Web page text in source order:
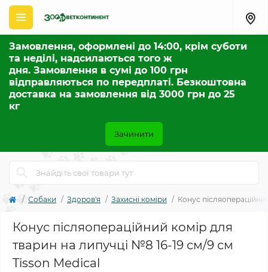
Замовлення, оформлені до 14:00, крім суботи
та неділі, надсилаються того ж
дня. Замовлення в сумі до 100 грн
відправляються по передплаті. Безкоштовна
доставка на замовлення від 3000 грн до 25
кг
Зачинити
Собаки Здоров'я Захисні коміри Конус
Конус післяопераційний комір для
тварин на липучці №8 16-19 см/9 см
Tisson Medical